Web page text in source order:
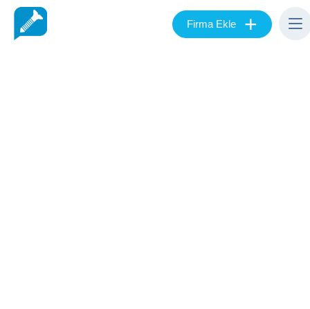
Firma Ekle +